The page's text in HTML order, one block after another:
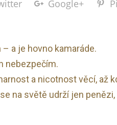
Google+
a je hovno kamaráde.
nebezpečím.
a nicotnost věcí, až
na světě udrží jen